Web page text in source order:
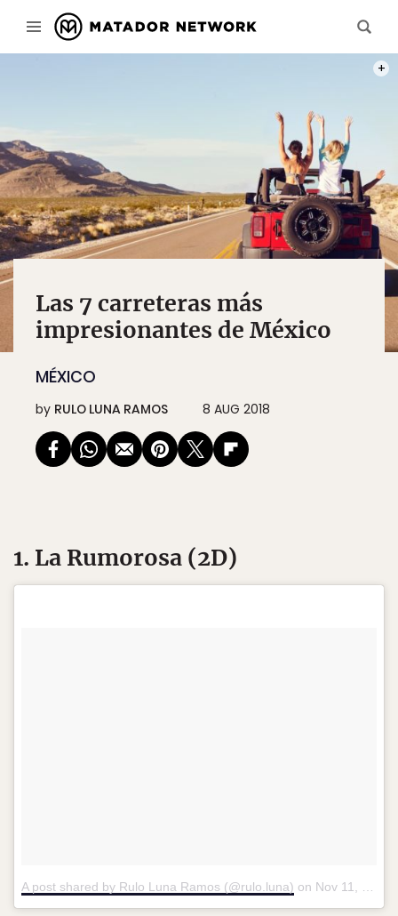
Las 7 carreteras más
impresionantes de México
MÉXICO
by RULO LUNA RAMOS 8 AUG 2018
1. La Rumorosa (2D)
A post shared by Rulo Luna Ramos (@rulo.luna) on Nov 11, 2017 at 11:49pm PST